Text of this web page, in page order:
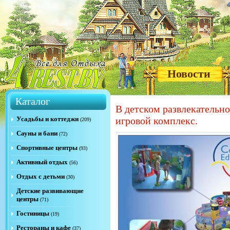
Новости
Каталог
Усадьбы и коттеджи (209)
Сауны и бани (72)
Спортивные центры (93)
Активный отдых (56)
Отдых с детьми (30)
Детские развивающие
центры (71)
Гостиницы (19)
Рестораны и кафе (37)
В детском
игровой комплекс.